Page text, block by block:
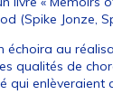
(Spike Jonze,
échoira au
qualités de
qui enlèveraient